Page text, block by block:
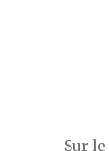
Sur